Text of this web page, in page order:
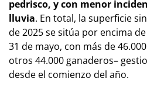
pedrisco, y con menor
lluvia. En total, la superficie
de 2025 se sitúa por encima
31 de mayo, con más de
otros 44.000 ganaderos–
desde el comienzo del año.